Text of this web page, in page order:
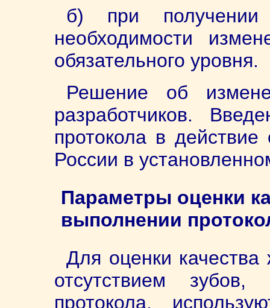
б) при
необходимости
обязательного уровня.
Решение об
разработчиков.
протокола в
России в
Параметры оценки
выполнении
Для оценки
отсутствием зубов,
протокола,